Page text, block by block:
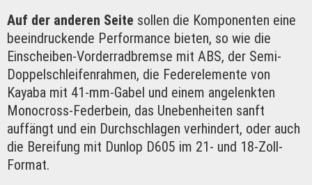
Auf der anderen Seite sollen die Komponenten eine
beeindruckende Performance bieten, so wie die
Einscheiben-Vorderradbremse mit ABS, der Semi-
Doppelschleifenrahmen, die Federelemente von
Kayaba mit 41-mm-Gabel und einem angelenkten
Monocross-Federbein, das Unebenheiten sanft
auffängt und ein Durchschlagen verhindert, oder auch
die Bereifung mit Dunlop D605 im 21- und 18-Zoll-
Format.